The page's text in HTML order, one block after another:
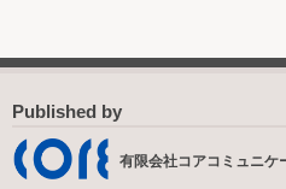
Published by
有限会社コアコミュニケ